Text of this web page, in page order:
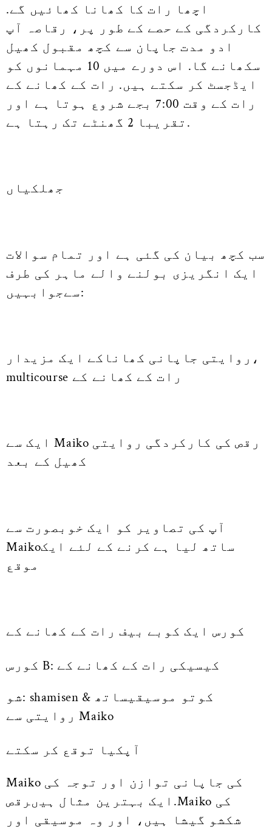
اچھا رات کا کھانا کھائیں گے.
کارکردگی کے حصے کے طور پر، رقاصہ آپ
ادو مدت جاپان سے کچھ مقبول کھیل
سکھانے گا. اس دورے میں 10 مہمانوں کو
ایڈجسٹ کر سکتے ہیں. رات کے کھانے کے
رات کے وقت 7:00 بجے شروع ہوتا ہے اور
تقریبا 2 گھنٹے تک رہتا ہے.
جھلکیاں
سب کچھ بیان کی گئی ہے اور تمام سوالات
ایک انگریزی بولنے والے ماہر کی طرف
سےجوابہیں:
روایتی جاپانی کھاناکے ایک مزیدار،
multicourse رات کے کھانے کے
ایک سے Maiko رقص کی کارکردگی روایتی
کھیل کے بعد
آپ کی تصاویر کو ایک خوبصورت سے
Maikoساتھ لیا ہے کرنے کے لئے ایک
موقع
کورس ایک کوبے بیف رات کے کھانے کے
کورس B: کیسیکی رات کے کھانے کے
شو: shamisen & کوتو موسیقیساتھ
روایتی سے Maiko
آپکیا توقع کر سکتے
Maiko کی جاپانی توازن اور توجہ کی
ایک بہترین مثال ہیںرقص.Maiko کی
شکشو گیشا ہیں، اور وہ موسیقی اور